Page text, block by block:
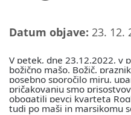
Datum objave: 23. 12.
V petek, dne 23.12.2022, v
božično mašo. Božič,
posebno sporočilo miru,
pričakovanju smo
obogatili pevci kvarteta
tudi po maši in marsikomu